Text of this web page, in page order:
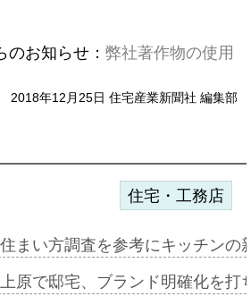
お知らせ： 弊社著作物の使用
2018年12月25日 住宅産業新聞社 編集部
住宅・工務店
まい方調査を参考にキッチン
原で邸宅、ブランド明確化を